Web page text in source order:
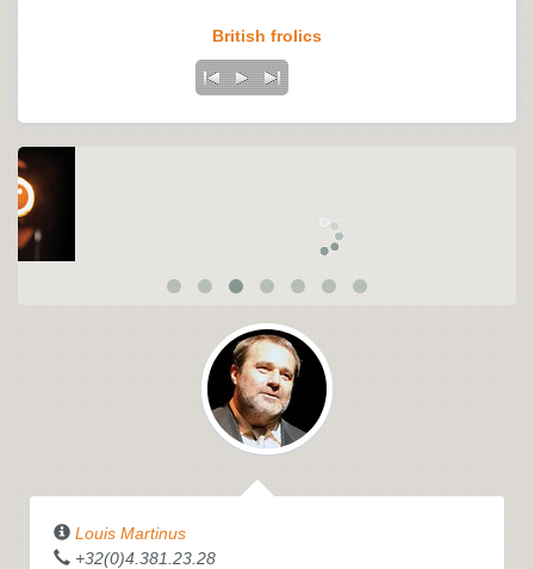
British frolics
Louis Martinus
+32(0)4.381.23.28